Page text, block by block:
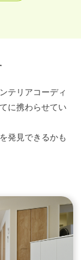
テリアコーディ
に携わらせてい
発見できるかも